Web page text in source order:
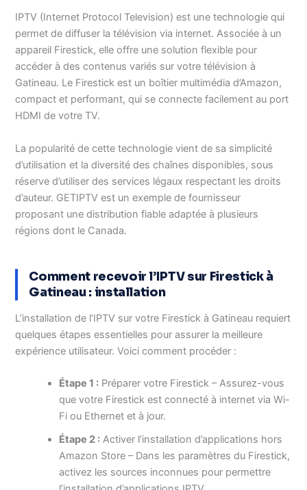
IPTV (Internet Protocol Television) est une technologie qui
permet de diffuser la télévision via internet. Associée à un
appareil Firestick, elle offre une solution flexible pour
accéder à des contenus variés sur votre télévision à
Gatineau. Le Firestick est un boîtier multimédia d’Amazon,
compact et performant, qui se connecte facilement au port
HDMI de votre TV.
La popularité de cette technologie vient de sa simplicité
d’utilisation et la diversité des chaînes disponibles, sous
réserve d’utiliser des services légaux respectant les droits
d’auteur. GETIPTV est un exemple de fournisseur
proposant une distribution fiable adaptée à plusieurs
régions dont le Canada.
Comment recevoir l’IPTV sur Firestick à
Gatineau : installation
L’installation de l’IPTV sur votre Firestick à Gatineau requiert
quelques étapes essentielles pour assurer la meilleure
expérience utilisateur. Voici comment procéder :
Étape 1 : Préparer votre Firestick – Assurez-vous
que votre Firestick est connecté à internet via Wi-
Fi ou Ethernet et à jour.
Étape 2 : Activer l’installation d’applications hors
Amazon Store – Dans les paramètres du Firestick,
activez les sources inconnues pour permettre